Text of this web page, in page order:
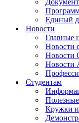
Единый
Новости
Главные
Новости
Новости
Новости
Студентам
Кружки